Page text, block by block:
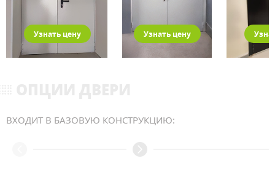
Узнать цену Узнать цену
ВХОДИТ В БАЗОВУЮ КОНСТРУКЦИЮ: